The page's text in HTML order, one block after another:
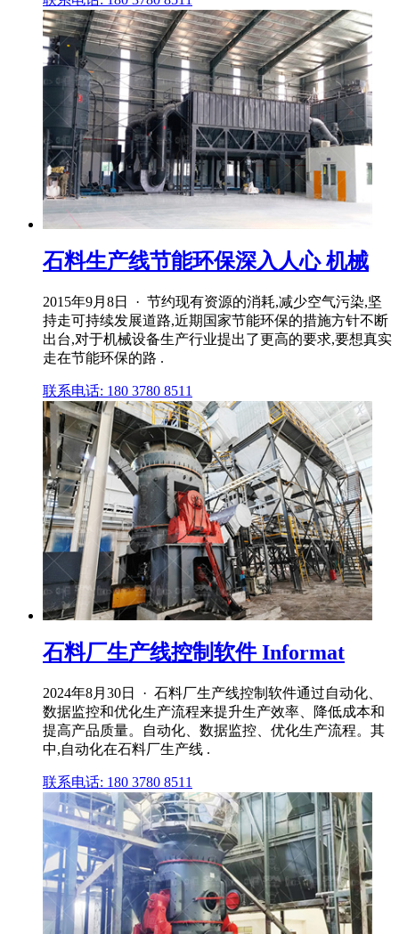
石料生产线节能环保深入人心 机械
2015年9月8日 · 节约现有资源的消耗,减少空气污染,坚
持走可持续发展道路,近期国家节能环保的措施方针不断
出台,对于机械设备生产行业提出了更高的要求,要想真实
走在节能环保的路 .
联系电话: 180 3780 8511
石料厂生产线控制软件 Informat
2024年8月30日 · 石料厂生产线控制软件通过自动化、
数据监控和优化生产流程来提升生产效率、降低成本和
提高产品质量。自动化、数据监控、优化生产流程。其
中,自动化在石料厂生产线 .
联系电话: 180 3780 8511